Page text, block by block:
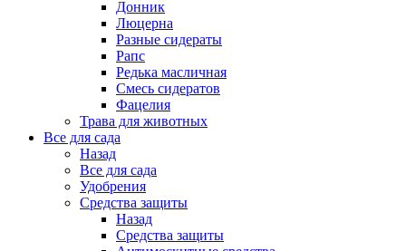
Донник
Люцерна
Разные сидераты
Рапс
Редька масличная
Смесь сидератов
Фацелия
Трава для животных
Все для сада
Назад
Все для сада
Удобрения
Средства защиты
Назад
Средства защиты